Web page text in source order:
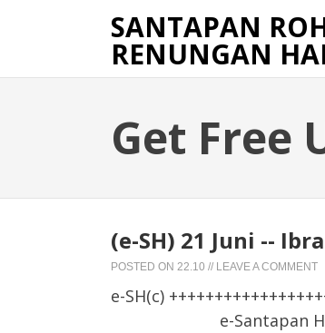
SANTAPAN
RENUNGAN
Get Free
(e-SH) 21 Juni --
POSTED ON 22.10 // LEAVE A COMMENT
e-SH(c)
e-Santapan